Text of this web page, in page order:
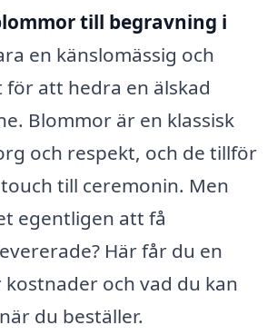
till begravning i
en känslomässig och
att hedra en älskad
Blommor är en klassisk
och respekt, och de tillför
till ceremonin. Men
egentligen att få
Här får du en
och vad du kan
du beställer.